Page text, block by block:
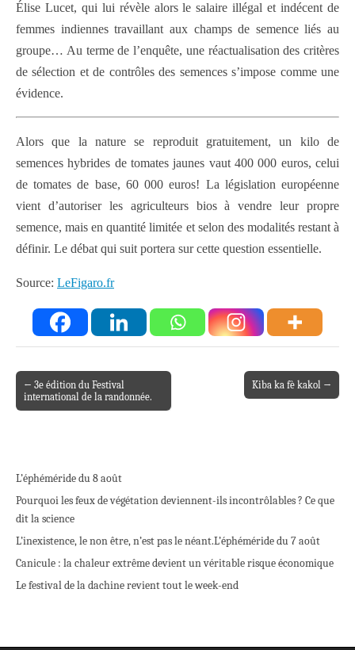
Élise Lucet, qui lui révèle alors le salaire illégal et indécent de
femmes indiennes travaillant aux champs de semence liés au
groupe… Au terme de l’enquête, une réactualisation des critères
de sélection et de contrôles des semences s’impose comme une
évidence.
Alors que la nature se reproduit gratuitement, un kilo de
semences hybrides de tomates jaunes vaut 400 000 euros, celui
de tomates de base, 60 000 euros! La législation européenne
vient d’autoriser les agriculteurs bios à vendre leur propre
semence, mais en quantité limitée et selon des modalités restant à
définir. Le débat qui suit portera sur cette question essentielle.
Source: LeFigaro.fr
Post navigation
← 3e édition du Festival
international de la randonnée.
Kiba ka fè kakol →
L’éphéméride du 8 août
Pourquoi les feux de végétation deviennent-ils incontrôlables ? Ce que
dit la science
L’inexistence, le non être, n’est pas le néant.L’éphéméride du 7 août
Canicule : la chaleur extrême devient un véritable risque économique
Le festival de la dachine revient tout le week-end